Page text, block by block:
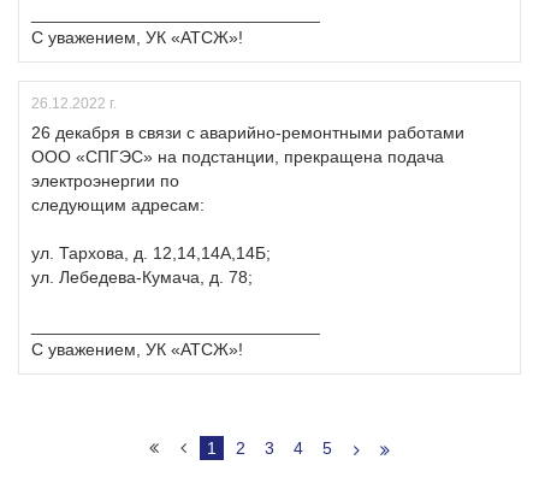
С уважением, УК «АТСЖ»!
26.12.2022 г.
26 декабря в связи с аварийно-ремонтными работами
ООО «СПГЭС» на подстанции, прекращена подача
электроэнергии по
следующим адресам:
ул. Тархова, д. 12,14,14А,14Б;
ул. Лебедева-Кумача, д. 78;
С уважением, УК «АТСЖ»!
1 2 3 4 5